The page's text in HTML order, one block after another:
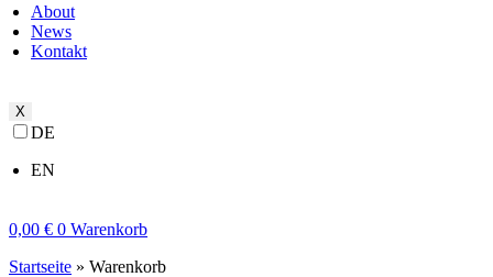
About
News
Kontakt
X
DE
EN
0,00 € 0 Warenkorb
Startseite » Warenkorb